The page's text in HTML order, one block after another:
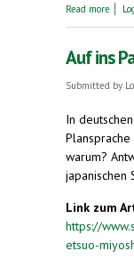
Read more
Auf ins
Submitted by
In
warum?
japanischen
Link zum
https://
etsuo-